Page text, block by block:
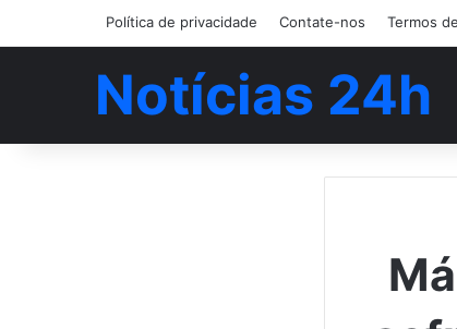
Política de privacidade Contate-nos Termos
Notícias 24h